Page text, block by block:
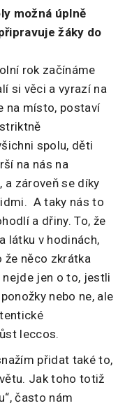
možná úplně
žáky do
rok začínáme
si věci a vyrazí na
na místo, postaví
spolu, děti
na nás na
a zároveň se díky
A taky nás to
a dřiny. To, že
látku v hodinách,
že něco zkrátka
jen o to, jestli
nebo ne, ale
leccos.
přidat také to,
Jak toho totiž
často nám